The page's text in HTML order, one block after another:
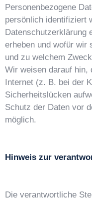
Personenbezogene
persönlich identifiziert
Datenschutzerklärung
erheben und wofür wir
und zu welchem
Wir weisen darauf hin,
Internet (z. B. bei der
Sicherheitslücken
Schutz der Daten vor
möglich.
Hinweis zur
Die verantwortliche